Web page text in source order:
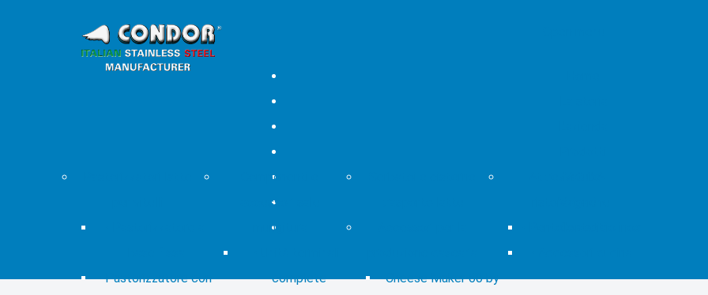
Pastorizzatore con
Componenti e
accessori sale
mungitura
complete
Cheese Maker 60 by